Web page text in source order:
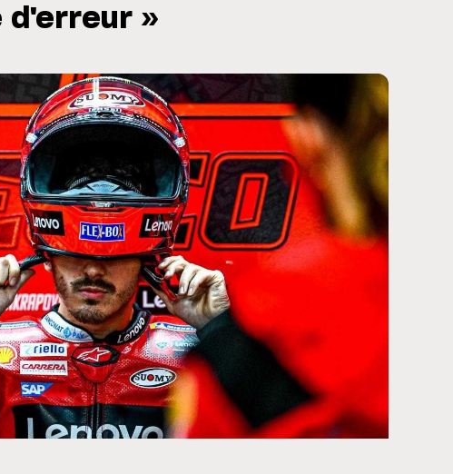
et Programme du GP de
MOTO GP
Zarco évite l'opération et
septembre
d'erreur »